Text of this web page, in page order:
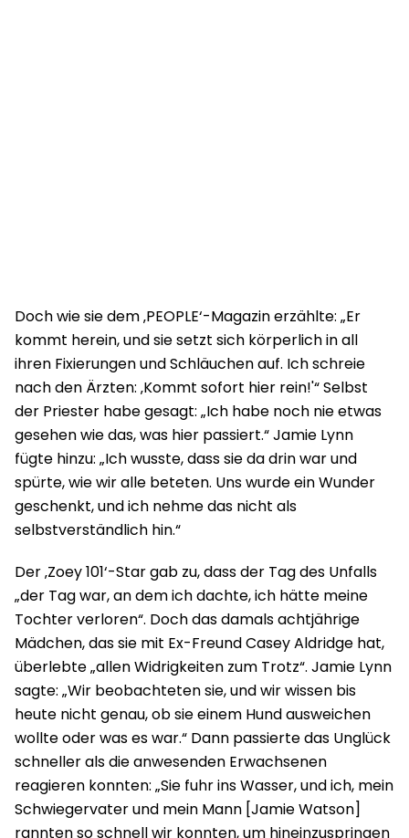
Doch wie sie dem ‚PEOPLE‘-Magazin erzählte: „Er
kommt herein, und sie setzt sich körperlich in all
ihren Fixierungen und Schläuchen auf. Ich schreie
nach den Ärzten: ‚Kommt sofort hier rein!'“ Selbst
der Priester habe gesagt: „Ich habe noch nie etwas
gesehen wie das, was hier passiert.“ Jamie Lynn
fügte hinzu: „Ich wusste, dass sie da drin war und
spürte, wie wir alle beteten. Uns wurde ein Wunder
geschenkt, und ich nehme das nicht als
selbstverständlich hin.“
Der ‚Zoey 101‘-Star gab zu, dass der Tag des Unfalls
„der Tag war, an dem ich dachte, ich hätte meine
Tochter verloren“. Doch das damals achtjährige
Mädchen, das sie mit Ex-Freund Casey Aldridge hat,
überlebte „allen Widrigkeiten zum Trotz“. Jamie Lynn
sagte: „Wir beobachteten sie, und wir wissen bis
heute nicht genau, ob sie einem Hund ausweichen
wollte oder was es war.“ Dann passierte das Unglück
schneller als die anwesenden Erwachsenen
reagieren konnten: „Sie fuhr ins Wasser, und ich, mein
Schwiegervater und mein Mann [Jamie Watson]
rannten so schnell wir konnten, um hineinzuspringen